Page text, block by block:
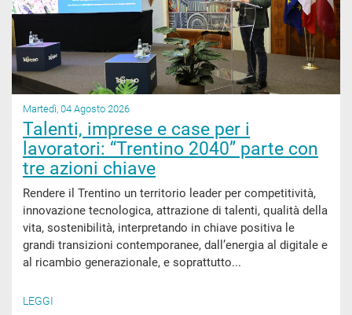
Martedì, 04 Agosto 2026
Talenti, imprese e case per i
lavoratori: “Trentino 2040” parte con
tre azioni chiave
Rendere il Trentino un territorio leader per competitività,
innovazione tecnologica, attrazione di talenti, qualità della
vita, sostenibilità, interpretando in chiave positiva le
grandi transizioni contemporanee, dall’energia al digitale e
al ricambio generazionale, e soprattutto...
LEGGI